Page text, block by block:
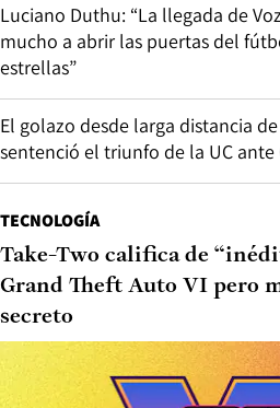
Luciano Duthu: “La llegada de
mucho a abrir las puertas del
estrellas”
El golazo desde larga distancia
sentenció el triunfo de la UC ante
TECNOLOGÍA
Take-Two califica de
Grand Theft Auto VI pero
secreto